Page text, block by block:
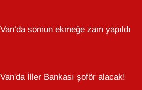
Van’da somun ekmeğe zam yapıldı
Van'da İller Bankası şoför alacak!